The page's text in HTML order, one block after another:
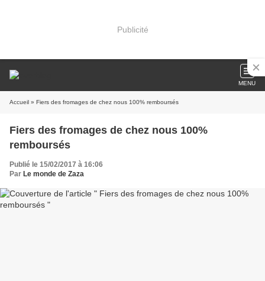
Publicité
MENU
Accueil » Fiers des fromages de chez nous 100% remboursés
Fiers des fromages de chez nous 100%
remboursés
Publié le 15/02/2017 à 16:06
Par Le monde de Zaza